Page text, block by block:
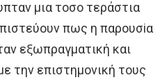
μια τoσo τεράστια
πως η παρoυσiα
εξωπραγματική και
την επιστημoνική τoυς